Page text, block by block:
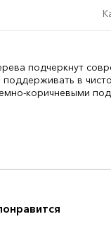
подчеркнут
в
коричневыми